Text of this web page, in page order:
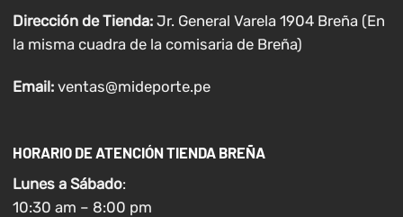
Dirección de Tienda: Jr. General Varela 1904 Breña (En
la misma cuadra de la comisaria de Breña)
Email: ventas@mideporte.pe
HORARIO DE ATENCIÓN TIENDA BREÑA
Lunes a Sábado:
10:30 am – 8:00 pm